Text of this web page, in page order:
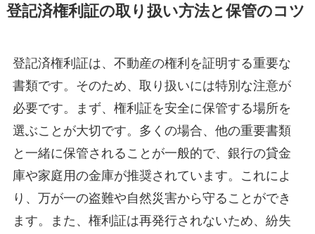
登記済権利証の取り扱い方法と保管のコツ
登記済権利証は、不動産の権利を証明する重要な
書類です。そのため、取り扱いには特別な注意が
必要です。まず、権利証を安全に保管する場所を
選ぶことが大切です。多くの場合、他の重要書類
と一緒に保管されることが一般的で、銀行の貸金
庫や家庭用の金庫が推奨されています。これによ
り、万が一の盗難や自然災害から守ることができ
ます。また、権利証は再発行されないため、紛失